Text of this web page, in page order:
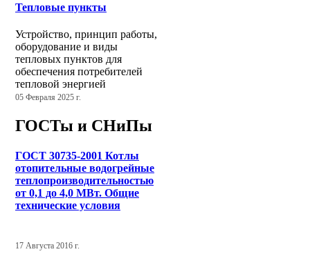
Тепловые пункты
Устройство, принцип работы,
оборудование и виды
тепловых пунктов для
обеспечения потребителей
тепловой энергией
05 Февраля 2025 г.
ГОСТы и СНиПы
ГОСТ 30735-2001 Котлы
отопительные водогрейные
теплопроизводительностью
от 0,1 до 4,0 МВт. Общие
технические условия
17 Августа 2016 г.